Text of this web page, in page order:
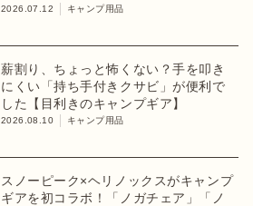
2026.07.12 キャンプ用品
薪割り、ちょっと怖くない？手を叩き
にくい「持ち手付きクサビ」が便利で
した【目利きのキャンプギア】
2026.08.10 キャンプ用品
スノーピーク×ヘリノックスがキャンプ
ギアを初コラボ！「ノガチェア」「ノ